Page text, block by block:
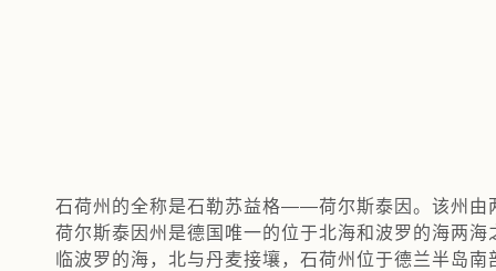
石荷州的全称是石勒苏益格——荷尔斯泰因。该州由
荷尔斯泰因州是德国唯一的位于北海和波罗的海两
临波罗的海，北与丹麦接壤，石荷州位于德兰半岛